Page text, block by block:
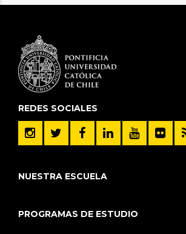
REDES SOCIALES
NUESTRA ESCUELA
PROGRAMAS DE ESTUDIO